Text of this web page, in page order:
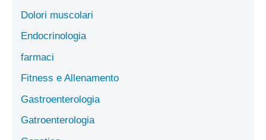
Dolori muscolari
Endocrinologia
farmaci
Fitness e Allenamento
Gastroenterologia
Gatroenterologia